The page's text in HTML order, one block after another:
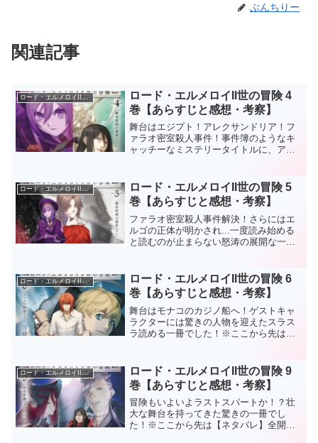
ぶんちりー
関連記事
ロード・エルメロイII世の冒険
ロード・エルメロイII世の冒険 4
巻【あらすじと感想・考察】
舞台はエジプト！アレクサンドリア！フ
ァラオ密室殺人事件！事件簿のようなキ
ャッチーなミステリータイトルに、アト
りと、盛りだくさんであっという間に読
み終えてしまう素晴らしい...
ロード・エルメロイII世の冒険
ロード・エルメロイII世の冒険 5
巻【あらすじと感想・考察】
ファラオ密室殺人事件解決！さらにはエ
ルゴの正体が明かされ...一度読み始める
と読むのが止まらない怒涛の展開な一冊
オ密室殺人の調査に訪れたロード・エル
メロイII世一行と...
ロード・エルメロイII世の冒険
ロード・エルメロイII世の冒険 6
巻【あらすじと感想・考察】
舞台はモナコのカジノ船へ！ゲストキャ
ラクターには驚きの人物を迎えたスラス
ラ読める一冊でした！※ここから先は
ト・エスカルドスを通じて彷徨海のジズ
にモナコ公国に招かれたロ...
ロード・エルメロイII世の冒険
ロード・エルメロイII世の冒険 9
巻【あらすじと感想・考察】
冒険もいよいよラストスパートか！？壮
大な舞台を持ってきた驚きの一冊でし
た！※ここから先は【ネタバレ】全開で